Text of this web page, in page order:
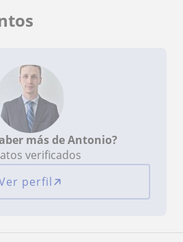
más de Antonio?
verificados
perfil